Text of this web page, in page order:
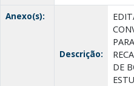
Anexo(s):
Descrição:
PARA
DE